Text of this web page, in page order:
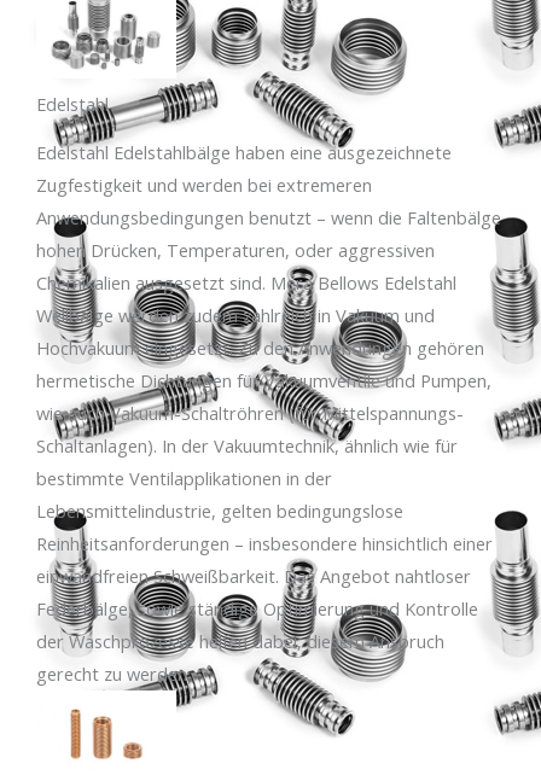
Edelstahl
Edelstahl Edelstahlbälge haben eine ausgezeichnete
Zugfestigkeit und werden bei extremeren
Anwendungsbedingungen benutzt – wenn die Faltenbälge
hohen Drücken, Temperaturen, oder aggressiven
Chemikalien ausgesetzt sind. Mera Bellows Edelstahl
Wellbälge werden zudem zahlreich in Vakuum und
Hochvakuum eingesetzt. Zu den Anwendungen gehören
hermetische Dichtungen für Vakuumventile und Pumpen,
wie auch Vakuum-Schaltröhren (für Mittelspannungs-
Schaltanlagen). In der Vakuumtechnik, ähnlich wie für
bestimmte Ventilapplikationen in der
Lebensmittelindustrie, gelten bedingungslose
Reinheitsanforderungen – insbesondere hinsichtlich einer
einwandfreien Schweißbarkeit. Das Angebot nahtloser
Federbälge, sowie ständige Optimierung und Kontrolle
der Waschprozesse helfen dabei, diesem Anspruch
gerecht zu werden.